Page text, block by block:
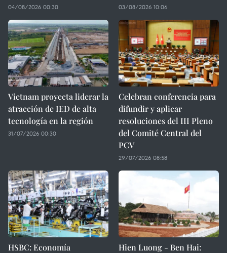
04/08/2026 00:30 03/08/2026 10:06
Vietnam proyecta liderar la
atracción de IED de alta
tecnología en la región
31/07/2026 00:30
Celebran conferencia para
difundir y aplicar
resoluciones del III Pleno
del Comité Central del
PCV
29/07/2026 08:58
HSBC: Economía
Hien Luong - Ben Hai: